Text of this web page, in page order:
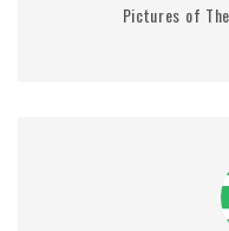
Pictures of